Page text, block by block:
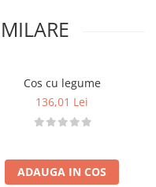
interactive
muzicală
a se folosi sub
Cos cu legume
136,01 Lei
ADAUGA IN COS